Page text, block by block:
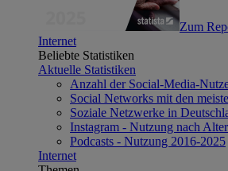
Zum
Internet
Beliebte Statistiken
Aktuelle Statistiken
Anzahl der Social-Media-
Social Networks mit den
Soziale Netzwerke in
Instagram - Nutzung nach
Podcasts - Nutzung 2016-2025
Internet